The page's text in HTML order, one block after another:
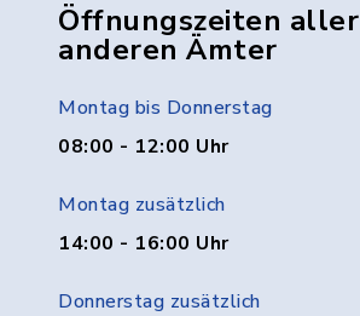
Öffnungszeiten aller
anderen Ämter
Montag bis Donnerstag
08:00 - 12:00 Uhr
Montag zusätzlich
14:00 - 16:00 Uhr
Donnerstag zusätzlich